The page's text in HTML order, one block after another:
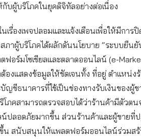
บผู้บริโภคในยุคดิจิทัลอย่างต่อเนื่อง
นเรื่องเพจปลอมและแจ้งเตือนเพื่อให้มีกา
ภาผู้บริโภคได้ผลักดันนโยบาย “ระบบยืน
ฟอร์มโซเชียลและตลาดออนไลน์ (e-
องแสดงข้อมูลให้ชัดเจนทั้ง ที่อยู่ ตำแหน่ง
ญชีธนาคารที่ใช้เป็นช่องทางรับเงินของผู้
โภคสามารถตรวจสอบได้ว่าร้านค้ามีตัวต
น์ปลอดภัยมากขึ้น ส่วนร้านค้าและผู้ขายที่
ขึ้น สนับสนุนให้แพลตฟอร์มออนไลน์ร่วมส